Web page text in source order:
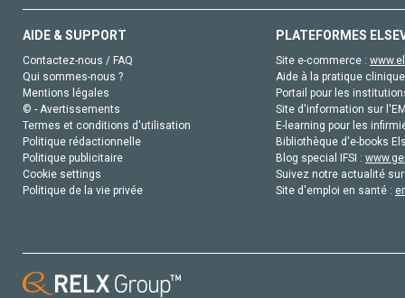
AIDE & SUPPORT
Contactez-nous / FAQ
Qui sommes-nous ?
Mentions légales
© - Avertissements
Termes et conditions d'utilisation
Politique rédactionnelle
Politique publicitaire
Cookie settings
Politique de la vie privée
PLATEFORMES
Site e-commerce :
Aide à la pratique
Portail pour les
Site d'information sur
E-learning pour les
Bibliothèque d'e-books
Blog special IFSI :
Suivez notre actualité
Site d'emploi en santé :